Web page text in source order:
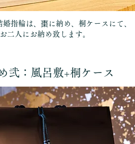
婚指輪は、棗に納め、桐ケースにて、
お二人にお納め致します。
弐：風呂敷+桐ケース